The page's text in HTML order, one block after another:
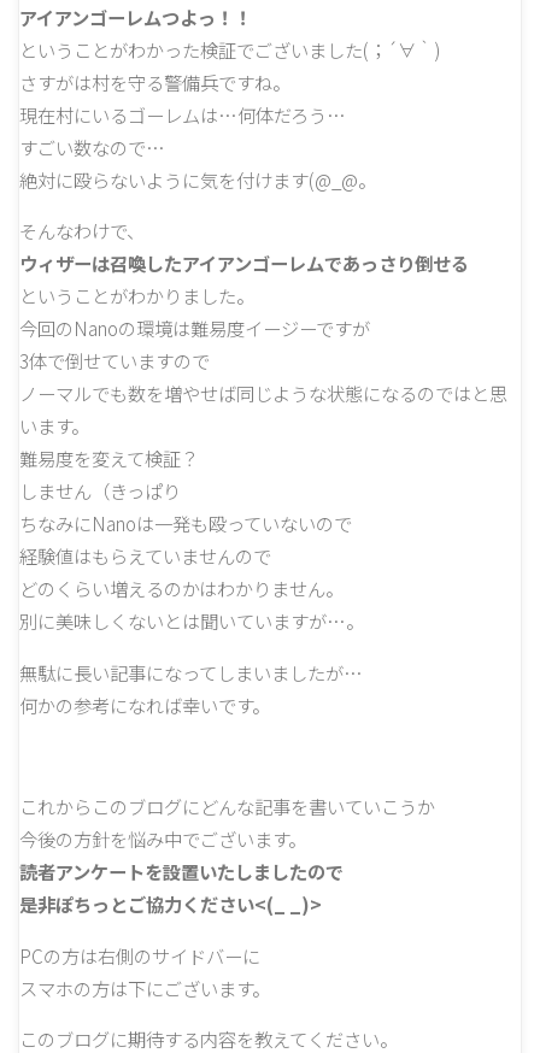
アイアンゴーレムつよっ！！
ということがわかった検証でございました(；´∀｀)
さすがは村を守る警備兵ですね。
現在村にいるゴーレムは…何体だろう…
すごい数なので…
絶対に殴らないように気を付けます(@_@。
そんなわけで、
ウィザーは召喚したアイアンゴーレムであっさり倒せる
ということがわかりました。
今回のNanoの環境は難易度イージーですが
3体で倒せていますので
ノーマルでも数を増やせば同じような状態になるのではと思
います。
難易度を変えて検証？
しません（きっぱり
ちなみにNanoは一発も殴っていないので
経験値はもらえていませんので
どのくらい増えるのかはわかりません。
別に美味しくないとは聞いていますが…。
無駄に長い記事になってしまいましたが…
何かの参考になれば幸いです。
これからこのブログにどんな記事を書いていこうか
今後の方針を悩み中でございます。
読者アンケートを設置いたしましたので
是非ぽちっとご協力ください<(_ _)>
PCの方は右側のサイドバーに
スマホの方は下にございます。
このブログに期待する内容を教えてください。